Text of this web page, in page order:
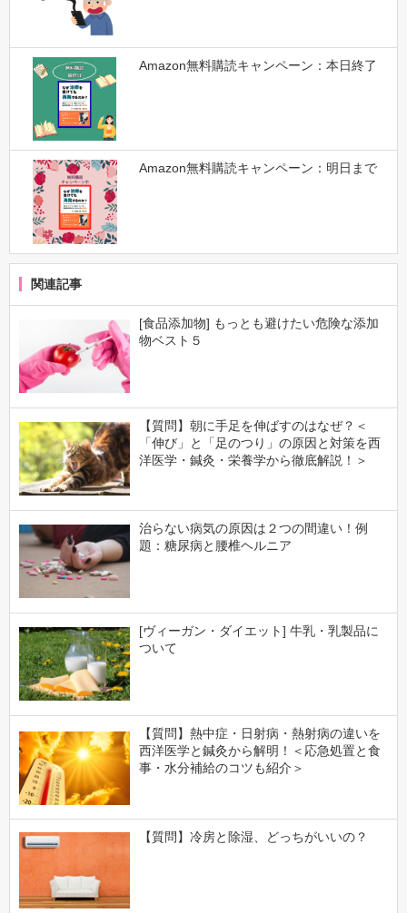
Amazon無料購読キャンペーン：本日終了
Amazon無料購読キャンペーン：明日まで
関連記事
[食品添加物] もっとも避けたい危険な添加
物ベスト５
【質問】朝に手足を伸ばすのはなぜ？＜
「伸び」と「足のつり」の原因と対策を西
洋医学・鍼灸・栄養学から徹底解説！＞
治らない病気の原因は２つの間違い！例
題：糖尿病と腰椎ヘルニア
[ヴィーガン・ダイエット] 牛乳・乳製品に
ついて
【質問】熱中症・日射病・熱射病の違いを
西洋医学と鍼灸から解明！＜応急処置と食
事・水分補給のコツも紹介＞
【質問】冷房と除湿、どっちがいいの？